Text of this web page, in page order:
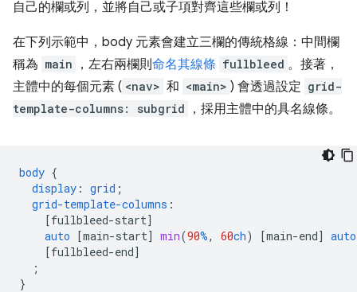
自己的欄或列，並將自己或子項對齊這些欄或列！
在下列示範中，body 元素會建立三欄的傳統格線：中間欄
稱為 main ，左右兩欄則命名其線條 fullbleed 。接著，
主體中的每個元素 ( <nav> 和 <main> ) 會透過設定 grid-
template-columns: subgrid
，採用主體中的具名線條。
body {
display : grid ;
grid-template-columns :
[fullbleed-start]
auto [main-start] min(90%, 60ch) [main-end] auto
[fullbleed-end]
;
}